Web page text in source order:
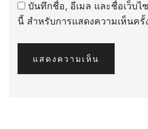
บันทึกชื่อ, อีเมล และชื่อเว็บไ
นี้ สำหรับการแสดงความเห็นครั้